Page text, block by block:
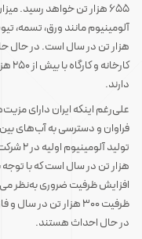
۶۵۵ هزار تن خواهد رسید.
دارند.
علی‌رغم اینکه ایران دارای
فراوان و دسترسی به آب‌های
افزایش ظرفیت ضروری به‌نظر
در حال احداث هستند.